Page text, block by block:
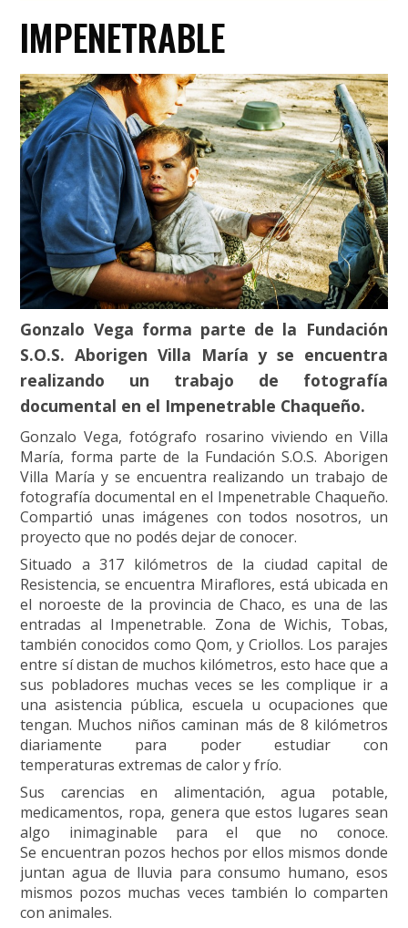
IMPENETRABLE
Gonzalo Vega forma parte de la Fundación
S.O.S. Aborigen Villa María y se encuentra
realizando un trabajo de fotografía
documental en el Impenetrable Chaqueño.
Gonzalo Vega, fotógrafo rosarino viviendo en Villa
María, forma parte de la Fundación S.O.S. Aborigen
Villa María y se encuentra realizando un trabajo de
fotografía documental en el Impenetrable Chaqueño.
Compartió unas imágenes con todos nosotros, un
proyecto que no podés dejar de conocer.
Situado a 317 kilómetros de la ciudad capital de
Resistencia, se encuentra Miraflores, está ubicada en
el noroeste de la provincia de Chaco, es una de las
entradas al Impenetrable. Zona de Wichis, Tobas,
también conocidos como Qom, y Criollos. Los parajes
entre sí distan de muchos kilómetros, esto hace que a
sus pobladores muchas veces se les complique ir a
una asistencia pública, escuela u ocupaciones que
tengan. Muchos niños caminan más de 8 kilómetros
diariamente para poder estudiar con
temperaturas extremas de calor y frío.
Sus carencias en alimentación, agua potable,
medicamentos, ropa, genera que estos lugares sean
algo inimaginable para el que no conoce.
Se encuentran pozos hechos por ellos mismos donde
juntan agua de lluvia para consumo humano, esos
mismos pozos muchas veces también lo comparten
con animales.